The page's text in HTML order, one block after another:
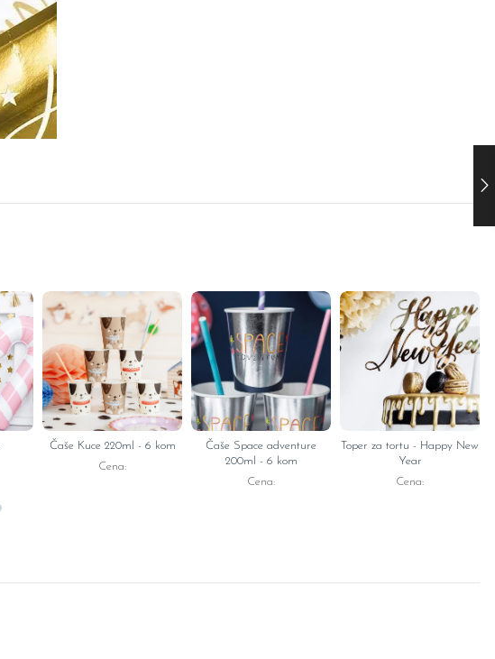
Čaše Kuce 220ml - 6 kom
Cena:
Čaše Space adventure
200ml - 6 kom
Cena:
Toper za tortu - Happy New
Year
Cena: